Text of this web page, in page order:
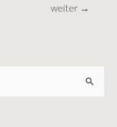
weiter →